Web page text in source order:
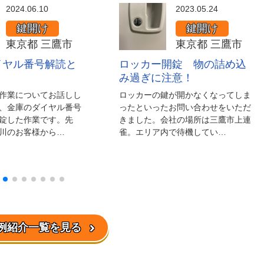
2024.06.10
鍵開け
東京都 三鷹市
ル番号解読と
業についてお話しし
金庫のダイヤル番号
した作業です。先
のお客様から…
2023.05.24
鍵開け
東京都 三鷹市
ロッカー開錠 物の詰め込
み過ぎに注意！
ロッカーの鍵が開かなくなってしま
ったといったお問い合わせをいただ
きました。会社の場所は三鷹市上連
雀。エリア内で待機してい…
紹介一覧を見る